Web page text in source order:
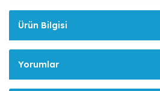
Ürün Bilgisi
Yorumlar